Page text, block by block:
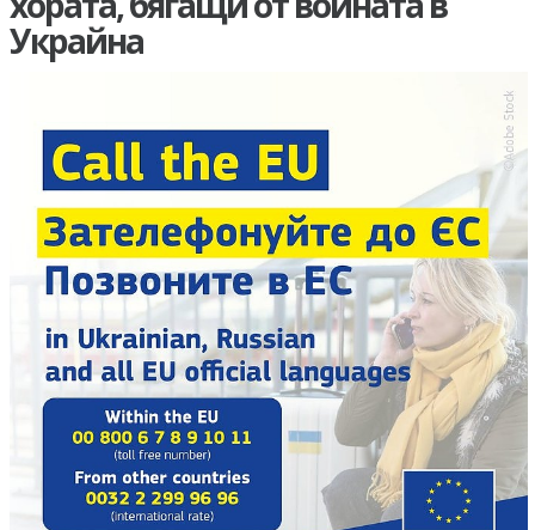
Украйна